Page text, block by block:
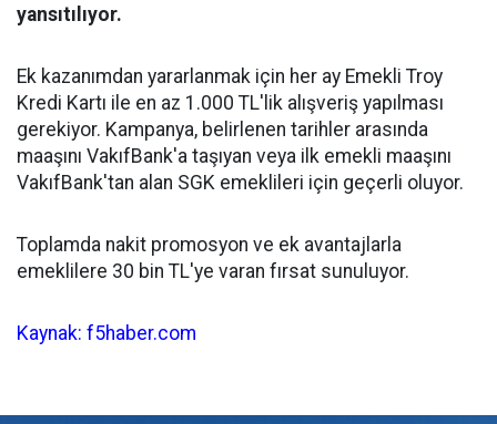
yansıtılıyor.
Ek kazanımdan yararlanmak için her ay Emekli Troy
Kredi Kartı ile en az 1.000 TL'lik alışveriş yapılması
gerekiyor. Kampanya, belirlenen tarihler arasında
maaşını VakıfBank'a taşıyan veya ilk emekli maaşını
VakıfBank'tan alan SGK emeklileri için geçerli oluyor.
Toplamda nakit promosyon ve ek avantajlarla
emeklilere 30 bin TL'ye varan fırsat sunuluyor.
Kaynak: f5haber.com